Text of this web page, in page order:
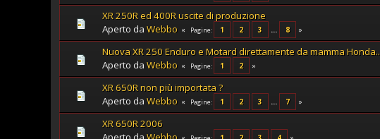
XR 250R ed 400R uscite di produzione
Aperto da Webbo Pagine 1 2 3 ... 8
Nuova XR 250 Enduro e Motard direttamente da mamma Honda..
Aperto da Webbo Pagine 1 2
XR 650R non più importata ?
Aperto da Webbo Pagine 1 2 3 ... 7
XR 650R 2006